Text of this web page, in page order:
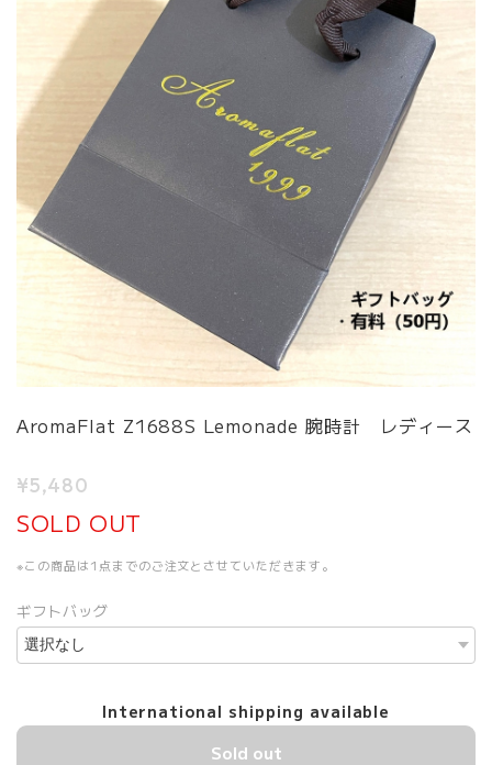
AromaFlat Z1688S Lemonade 腕時計 レディース
¥5,480
SOLD OUT
※この商品は1点までのご注文とさせていただきます。
ギフトバッグ
International shipping available
Sold out